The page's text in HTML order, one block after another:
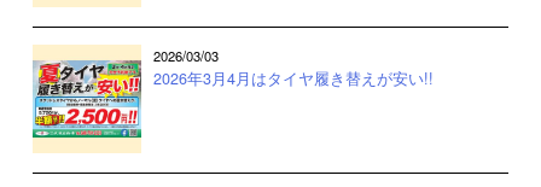
2026/03/03
2026年3月4月はタイヤ履き替えが安い!!